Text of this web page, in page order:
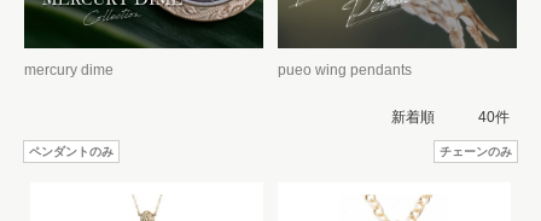
mercury dime pueo wing pendants
ペンダントのみ チェーンのみ